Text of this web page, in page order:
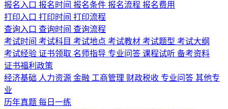
报名入口 报名时间 报名条件 报名流程 报名费用
打印入口 打印时间 打印流程
查询入口 查询时间 查询流程
考试时间 考试科目 考试地点 考试教材 考试题型 考试大纲
考试经验 证书领取 名师指导 专业问答 课程试听 备考资料
证书福利政策
经济基础 人力资源 金融 工商管理 财政税收 专业问答 其他专
业
历年真题 每日一练